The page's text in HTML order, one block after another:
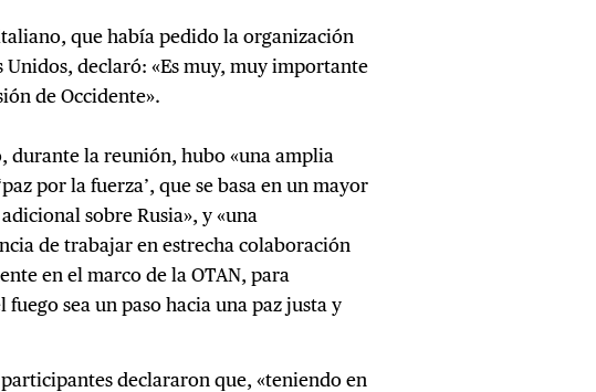
que había pedido la organización
Unidos, declaró: «Es muy, muy importante
de Occidente».
durante la reunión, hubo «una amplia
por la fuerza’, que se basa en un mayor
sobre Rusia», y «una
de trabajar en estrecha colaboración
en el marco de la OTAN, para
sea un paso hacia una paz justa y
declararon que, «teniendo en